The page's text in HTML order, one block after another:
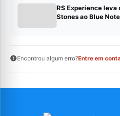
RS Experience leva
Stones ao Blue
Encontrou algum erro?Entre em